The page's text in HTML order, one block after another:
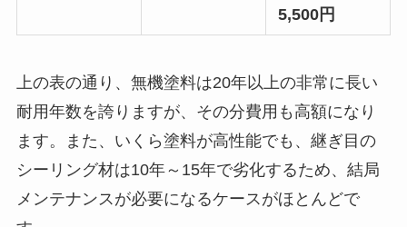
5,500円
上の表の通り、無機塗料は20年以上の非常に長い
耐用年数を誇りますが、その分費用も高額になり
ます。また、いくら塗料が高性能でも、継ぎ目の
シーリング材は10年～15年で劣化するため、結局
メンテナンスが必要になるケースがほとんどで